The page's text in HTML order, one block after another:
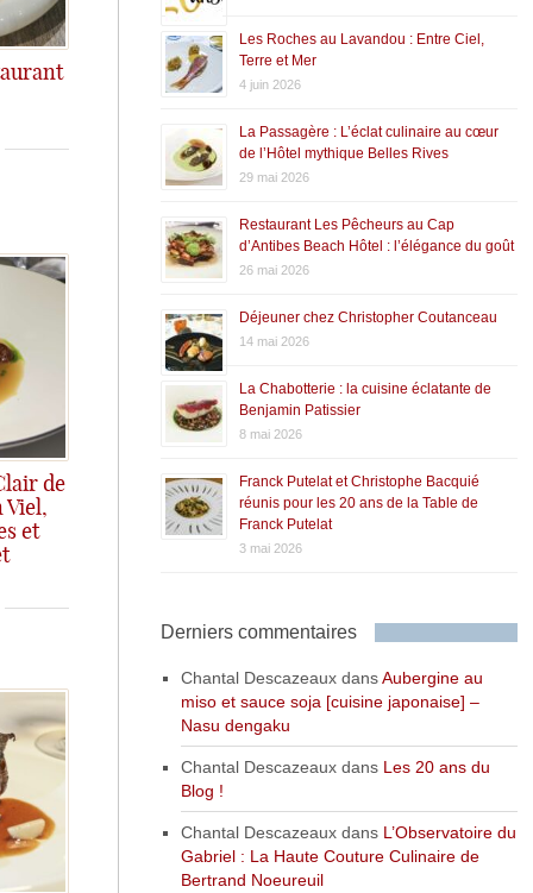
rapport Q/P
de
Viel,
et
Les Roches au Lavandou : Entre Ciel,
Terre et Mer
4 juin 2026
La Passagère : L’éclat culinaire au cœur
de l’Hôtel mythique Belles Rives
29 mai 2026
Restaurant Les Pêcheurs au Cap
d’Antibes Beach Hôtel : l’élégance du goût
26 mai 2026
Déjeuner chez Christopher Coutanceau
14 mai 2026
La Chabotterie : la cuisine éclatante de
Benjamin Patissier
8 mai 2026
Franck Putelat et Christophe Bacquié
réunis pour les 20 ans de la Table de
Franck Putelat
3 mai 2026
Derniers commentaires
Chantal DescazeauxdansAubergine au
miso et sauce soja [cuisine japonaise] –
Nasu dengaku
Chantal Descazeauxdans Les 20 ans du
Blog !
Chantal Descazeauxdans L’Observatoire du
Gabriel : La Haute Couture Culinaire de
Bertrand Noeureuil